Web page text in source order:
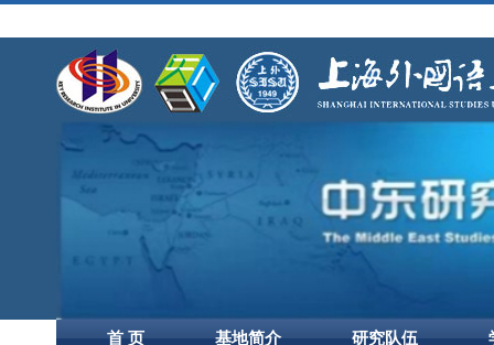
首 页 基地简介 研究队伍